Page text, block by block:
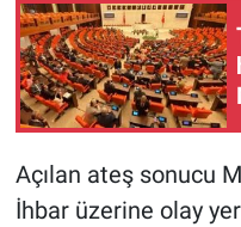
Açılan ateş sonucu
İhbar üzerine olay
Koronavirüs
Kültür Sanat
Ne demişti
Nedir